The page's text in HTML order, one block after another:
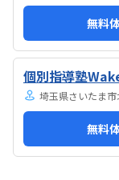
無料
個別指導塾
埼玉県さいたま
無料